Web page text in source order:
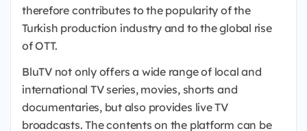
therefore contributes to the popularity of the
Turkish production industry and to the global rise
of OTT.
BluTV not only offers a wide range of local and
international TV series, movies, shorts and
documentaries, but also provides live TV
broadcasts. The contents on the platform can be